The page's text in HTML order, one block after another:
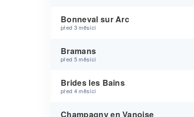
Bonneval sur Arc
před 3 měsíci
Bramans
před 5 měsíci
Brides les Bains
před 4 měsíci
Champagny en Vanoise